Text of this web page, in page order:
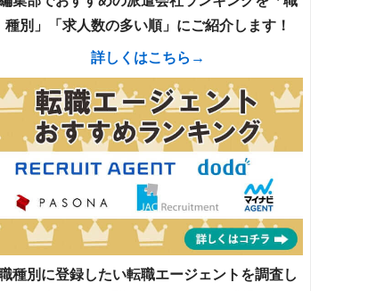
種別」「求人数の多い順」にご紹介します！
詳しくはこちら→
種別に登録したい転職エージェントを調査し